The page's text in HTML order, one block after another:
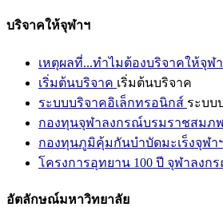
บริจาคให้จุฬาฯ
เหตุผลที่...ทำไมต้องบริจาคให้จุฬ
เริ่มต้นบริจาค เริ่มต้นบริจาค
ระบบบริจาคอิเล็กทรอนิกส์ ระบบ
กองทุนจุฬาลงกรณ์บรมราชสมภ
กองทุนภูมิคุ้มกันบำบัดมะเร็งจุฬา
โครงการอุทยาน 100 ปี จุฬาลงก
อัตลักษณ์มหาวิทยาลัย